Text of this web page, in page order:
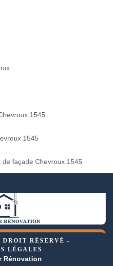
1545
1545
façade Chevroux 1545
DROIT RÉSERVÉ -
LÉGALES
Rénovation